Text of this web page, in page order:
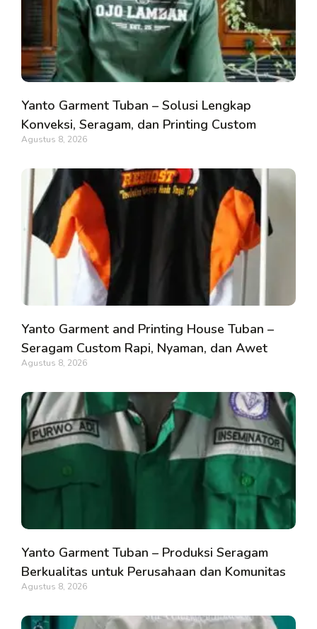
Yanto Garment Tuban – Solusi Lengkap
Konveksi, Seragam, dan Printing Custom
Agustus 8, 2026
Yanto Garment and Printing House Tuban –
Seragam Custom Rapi, Nyaman, dan Awet
Agustus 8, 2026
Yanto Garment Tuban – Produksi Seragam
Berkualitas untuk Perusahaan dan Komunitas
Agustus 8, 2026